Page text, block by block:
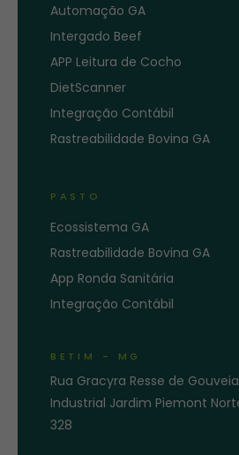
Automação GA
Intergado Beef
APP Leitura de Cocho
DietScanner
Integração Contábil
Rastreabilidade Bovina GA
PASTO
Ecossistema GA
Rastreabilidade Bovina GA
App Ronda Sanitária
Integração Contábil
BETIM - MG
Rua Gracyra Resse de
Industrial Jardim Piemont
328